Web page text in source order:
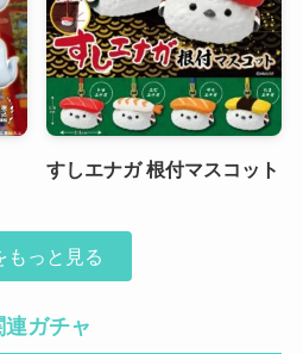
すしエナガ 根付マスコット
もっと見る
連ガチャ